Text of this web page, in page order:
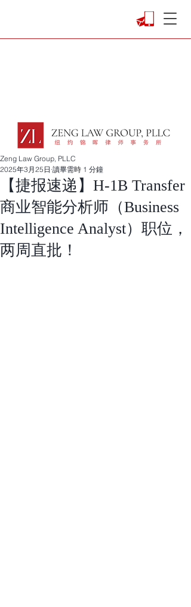
【捷报速递】H-1B Transfer
商业智能分析师（Business
Intelligence Analyst）职位，
两周直批！
Zeng Law Group, PLLC
2025年3月25日 讀畢需時 1 分鐘